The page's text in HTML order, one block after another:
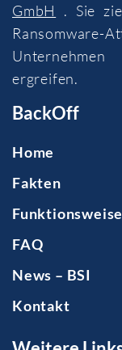
GmbH
. Sie
Ransomware-
ergreifen.
BackOff
Home
Fakten
Funktionsweise
FAQ
News – BSI
Kontakt